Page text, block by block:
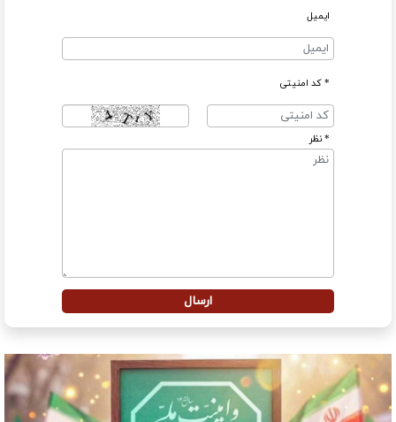
ایمیل
* کد امنیتی
* نظر